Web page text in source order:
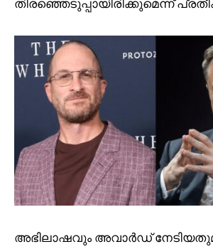
തിരഞ്ഞെടുപ്പായിരിക്കുമെന്ന്
അഭിലാഷവും അവാർഡ്